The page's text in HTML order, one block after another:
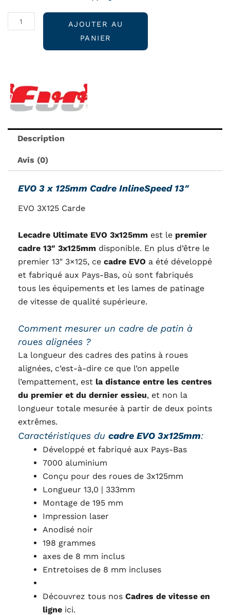
quantité
de
Inline
Speed
Skating
AJOUTER AU
PANIER
Description
Avis (0)
EVO 3 x 125mm Cadre InlineSpeed 13″
EVO 3X125 Carde
Lecadre Ultimate EVO 3x125mm est le premier
cadre 13″ 3x125mm disponible. En plus d’être le
premier 13″ 3×125, ce cadre EVO a été développé
et fabriqué aux Pays-Bas, où sont fabriqués
tous les équipements et les lames de patinage
de vitesse de qualité supérieure.
Comment mesurer un cadre de patin à
roues alignées ?
La longueur des cadres des patins à roues
alignées, c’est-à-dire ce que l’on appelle
l’empattement, est la distance entre les centres
du premier et du dernier essieu, et non la
longueur totale mesurée à partir de deux points
extrêmes.
Caractéristiques du cadre EVO 3x125mm:
Développé et fabriqué aux Pays-Bas
7000 aluminium
Conçu pour des roues de 3x125mm
Longueur 13,0 | 333mm
Montage de 195 mm
Impression laser
Anodisé noir
198 grammes
axes de 8 mm inclus
Entretoises de 8 mm incluses
Découvrez tous nos Cadres de vitesse en
ligne ici.